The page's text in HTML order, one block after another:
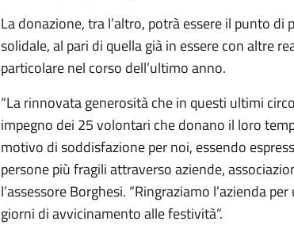
La donazione, tra l’altro, potrà essere il punto
solidale, al pari di quella già in essere con altre
particolare nel corso dell’ultimo anno.
“La rinnovata generosità che in questi ultimi
impegno dei 25 volontari che donano il loro
motivo di soddisfazione per noi, essendo
persone più fragili attraverso aziende,
l’assessore Borghesi. “Ringraziamo l’azienda
giorni di avvicinamento alle festività”.